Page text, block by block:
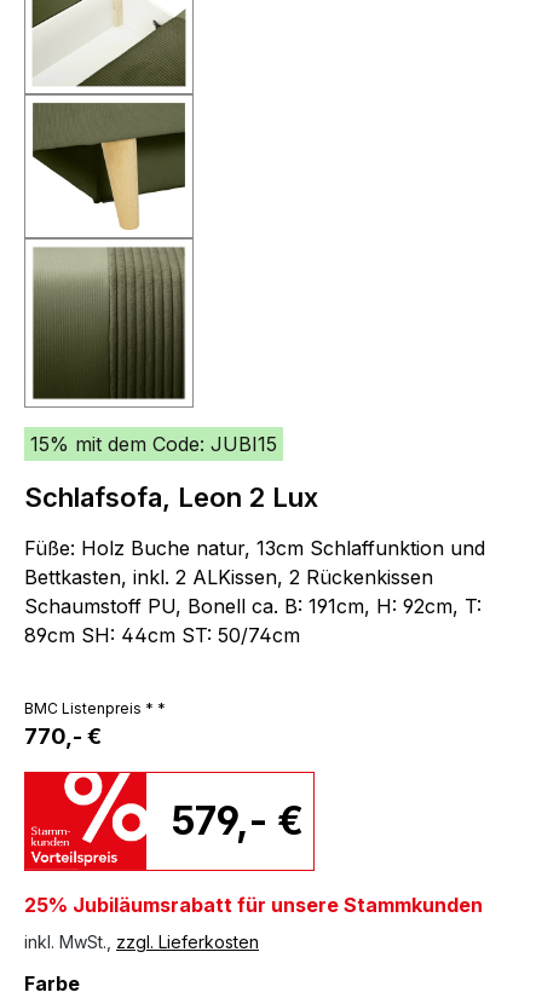
15% mit dem Code: JUBI15
Schlafsofa, Leon 2 Lux
Füße: Holz Buche natur, 13cm Schlaffunktion und
Bettkasten, inkl. 2 ALKissen, 2 Rückenkissen
Schaumstoff PU, Bonell ca. B: 191cm, H: 92cm, T:
89cm SH: 44cm ST: 50/74cm
BMC Listenpreis * *
770,- €
579,- €
25% Jubiläumsrabatt für unsere Stammkunden
inkl. MwSt., zzgl. Lieferkosten
Farbeauswählen